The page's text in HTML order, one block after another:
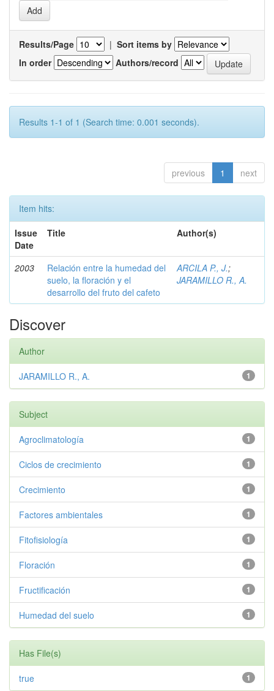
Results/Page | Sort items by
In order
Authors/record
Results 1-1 of 1 (Search time: 0.001 seconds).
previous 1 next
Item hits:
Issue
Date
Title Author(s)
2003
Relación entre la humedad del
suelo, la floración y el
desarrollo del fruto del cafeto
ARCILA P., J.;
JARAMILLO R., A.
Discover
Author
1
JARAMILLO R., A.
Subject
1
Agroclimatología
1
Ciclos de crecimiento
1
Crecimiento
1
Factores ambientales
1
Fitofisiología
1
Floración
1
Fructificación
1
Humedad del suelo
Has File(s)
1
true